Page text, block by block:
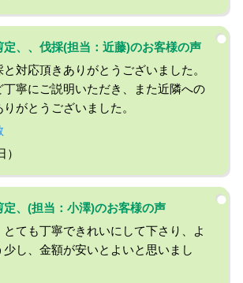
、、伐採(担当：近藤)のお客様の声
対応頂きありがとうございました。
丁寧にご説明いただき、また近隣への
がとうございました。
、(担当：小澤)のお客様の声
ても丁寧できれいにして下さり、よ
し、金額が安いとよいと思いまし